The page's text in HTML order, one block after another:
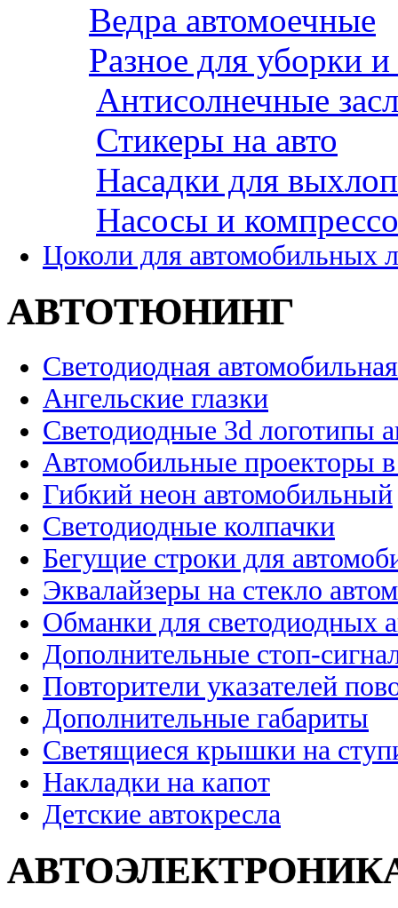
Ведра автомоечные
Разное для уборки
Антисолнечные
Стикеры на авто
Насадки для
Насосы и
Цоколи для автомобильных
АВТОТЮНИНГ
Светодиодная
Ангельские глазки
Светодиодные 3d логотипы
Автомобильные проекторы
Гибкий неон автомобильный
Светодиодные колпачки
Бегущие строки для
Эквалайзеры на стекло
Обманки для светодиодных
Дополнительные стоп-
Повторители указателей
Дополнительные габариты
Светящиеся крышки на
Накладки на капот
Детские автокресла